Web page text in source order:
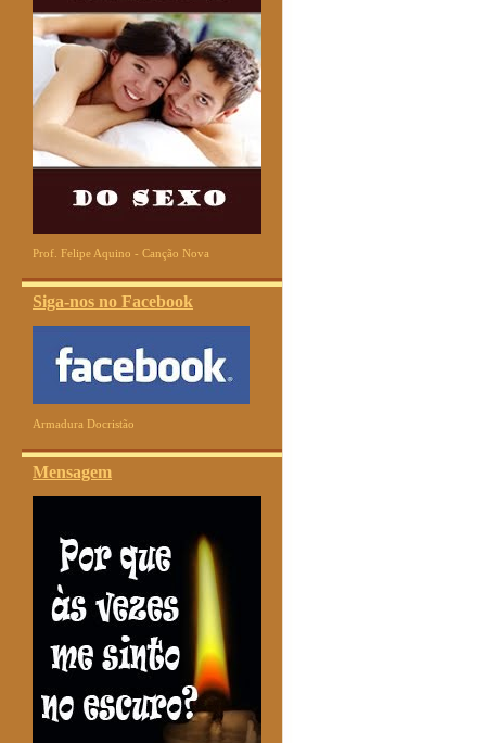
Prof. Felipe Aquino - Canção Nova
Siga-nos no Facebook
Armadura Docristão
Mensagem